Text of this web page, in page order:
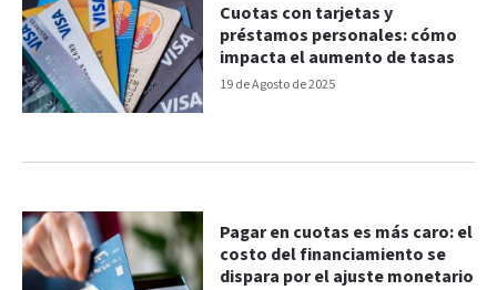
19 de Agosto de 2025
Cuotas con tarjetas y
préstamos personales: cómo
impacta el aumento de tasas
Pagar en cuotas es más caro: el
costo del financiamiento se
dispara por el ajuste monetario